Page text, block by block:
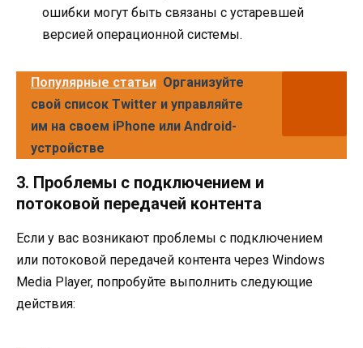
ошибки могут быть связаны с устаревшей
версией операционной системы.
Популярные статьи Организуйте
свой список Twitter и управляйте
им на своем iPhone или Android-
устройстве
3. Проблемы с подключением и
потоковой передачей контента
Если у вас возникают проблемы с подключением
или потоковой передачей контента через Windows
Media Player, попробуйте выполнить следующие
действия: